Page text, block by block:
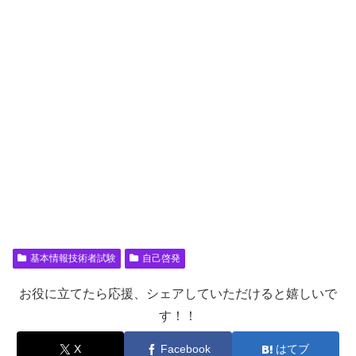
基本情報技術者試験 自己啓発
お役に立てたら応援、シェアしていただけると嬉しいで
す！！
X Facebook はてブ